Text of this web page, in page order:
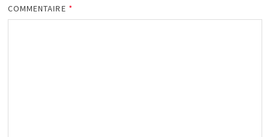
COMMENTAIRE *